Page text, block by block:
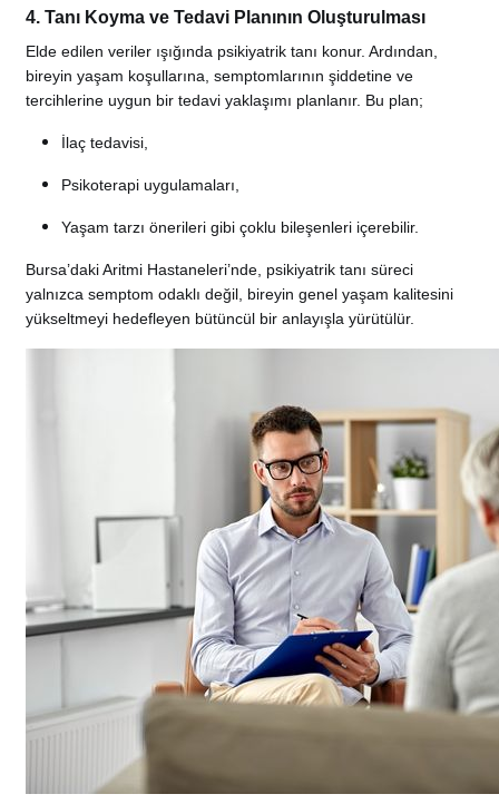
4. Tanı Koyma ve Tedavi Planının Oluşturulması
Elde edilen veriler ışığında psikiyatrik tanı konur. Ardından,
bireyin yaşam koşullarına, semptomlarının şiddetine ve
tercihlerine uygun bir tedavi yaklaşımı planlanır. Bu plan;
İlaç tedavisi,
Psikoterapi uygulamaları,
Yaşam tarzı önerileri gibi çoklu bileşenleri içerebilir.
Bursa’daki Aritmi Hastaneleri’nde, psikiyatrik tanı süreci
yalnızca semptom odaklı değil, bireyin genel yaşam kalitesini
yükseltmeyi hedefleyen bütüncül bir anlayışla yürütülür.